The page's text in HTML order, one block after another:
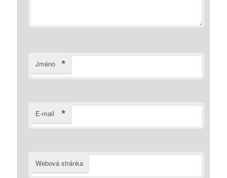
Jméno *
E-mail *
Webová stránka